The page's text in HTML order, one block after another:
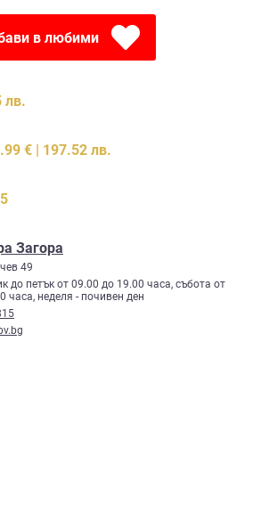
в любими
лв.
€ | 197.52 лв.
Загора
49
до петък от 09.00 до 19.00 часа, събота от
часа, неделя - почивен ден